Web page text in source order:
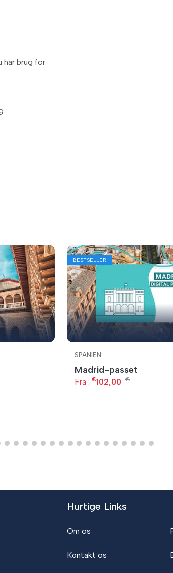
har brug for
BESTSELLER
SPANIEN
Madrid-passet
Fra : €102,00 €
Hurtige Links
Om os
Kontakt os